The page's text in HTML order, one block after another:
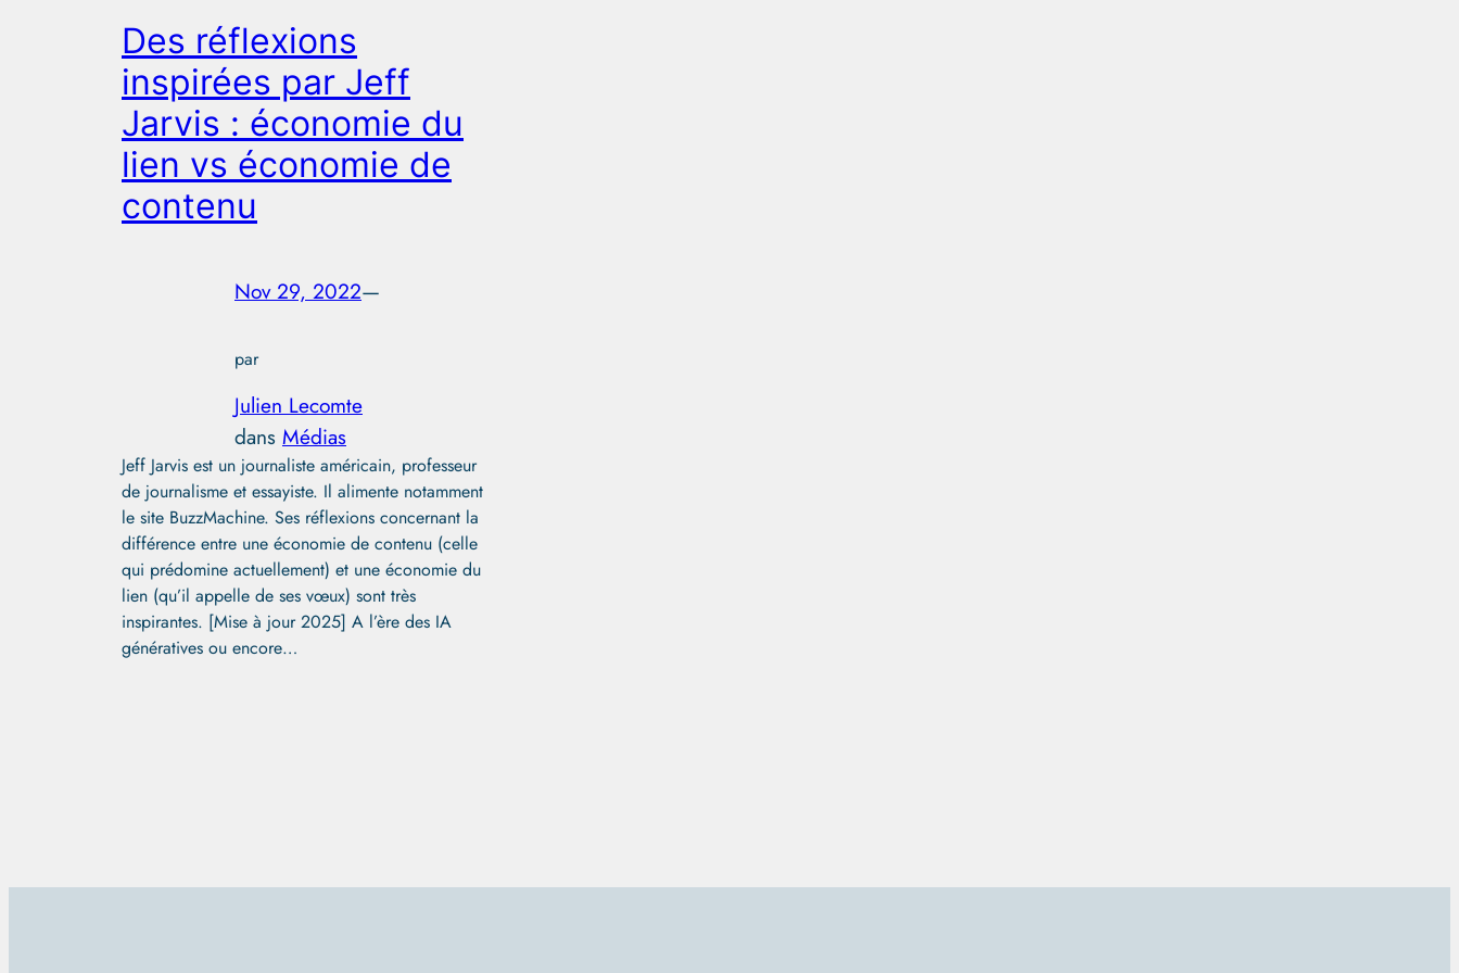
Des réflexions
inspirées par Jeff
Jarvis : économie du
lien vs économie de
contenu
Nov 29, 2022—
par
Julien Lecomte
dans Médias
Jeff Jarvis est un journaliste américain, professeur
de journalisme et essayiste. Il alimente notamment
le site BuzzMachine. Ses réflexions concernant la
différence entre une économie de contenu (celle
qui prédomine actuellement) et une économie du
lien (qu’il appelle de ses vœux) sont très
inspirantes. [Mise à jour 2025] A l’ère des IA
génératives ou encore…